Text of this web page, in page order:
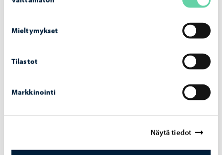
Mieltymykset
Tilastot
Markkinointi
Näytä tiedot